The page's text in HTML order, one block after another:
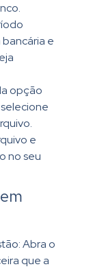
e
opção
e
no seu
Abra o
que a